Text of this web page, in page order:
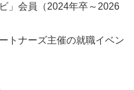
」会員（2024年卒～2026
トナーズ主催の就職イベン